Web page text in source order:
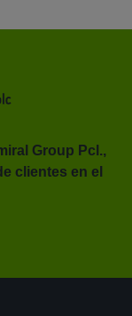
Group Pcl.,
clientes en el